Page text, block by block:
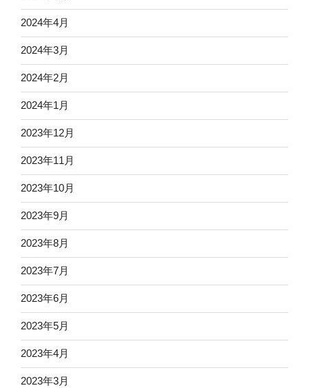
2024年4月
2024年3月
2024年2月
2024年1月
2023年12月
2023年11月
2023年10月
2023年9月
2023年8月
2023年7月
2023年6月
2023年5月
2023年4月
2023年3月